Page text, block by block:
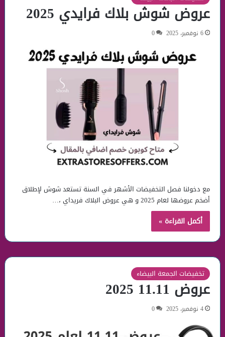
عروض شوش بلاك فرايدي 2025
6 نوفمبر، 2025 0
مع دخولنا فصل التخفيضات الأشهر في السنة تستعد شوش لإطلاق
أضخم عروضها لعام 2025 و هي عروض البلاك فريداي ،…
أكمل القراءة »
تخفيضات الجمعة البيضاء
عروض 11.11 2025
4 نوفمبر، 2025 0